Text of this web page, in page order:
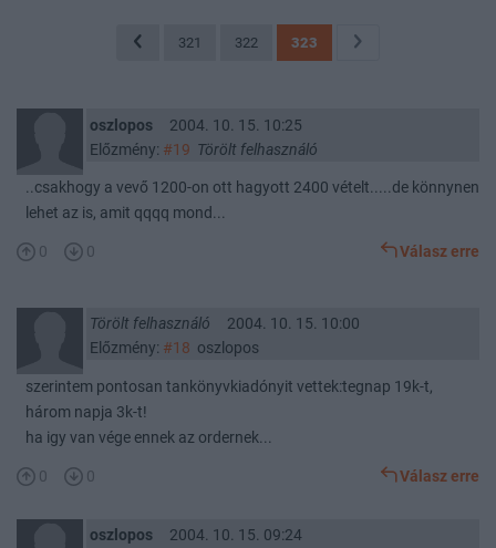
321 322 323
oszlopos
2004. 10. 15. 10:25
Előzmény: #19 Törölt felhasználó
..csakhogy a vevő 1200-on ott hagyott 2400 vételt.....de könnynen
lehet az is, amit qqqq mond...
0 0 Válasz erre
Törölt felhasználó
2004. 10. 15. 10:00
Előzmény: #18 oszlopos
szerintem pontosan tankönyvkiadónyit vettek:tegnap 19k-t,
három napja 3k-t!
ha igy van vége ennek az ordernek...
0 0 Válasz erre
oszlopos
2004. 10. 15. 09:24